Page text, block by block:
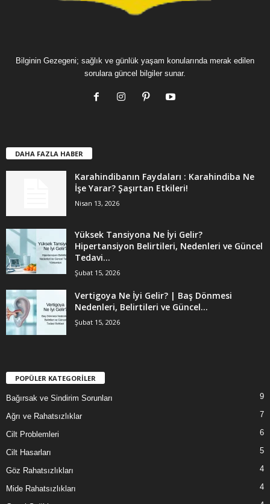
Bilginin Gezegeni; sağlık ve günlük yaşam konularında merak edilen
sorulara güncel bilgiler sunar.
DAHA FAZLA HABER
Karahindibanın Faydaları : Karahindiba Ne
İşe Yarar? Şaşırtan Etkileri!
Nisan 13, 2026
Yüksek Tansiyona Ne İyi Gelir?
Hipertansiyon Belirtileri, Nedenleri ve Güncel
Tedavi...
Şubat 15, 2026
Vertigoya Ne İyi Gelir? | Baş Dönmesi
Nedenleri, Belirtileri ve Güncel...
Şubat 15, 2026
POPÜLER KATEGORİLER
Bağırsak ve Sindirim Sorunları 9
Ağrı ve Rahatsızlıklar 7
Cilt Problemleri 6
Cilt Hasarları 5
Göz Rahatsızlıkları 4
Mide Rahatsızlıkları 4